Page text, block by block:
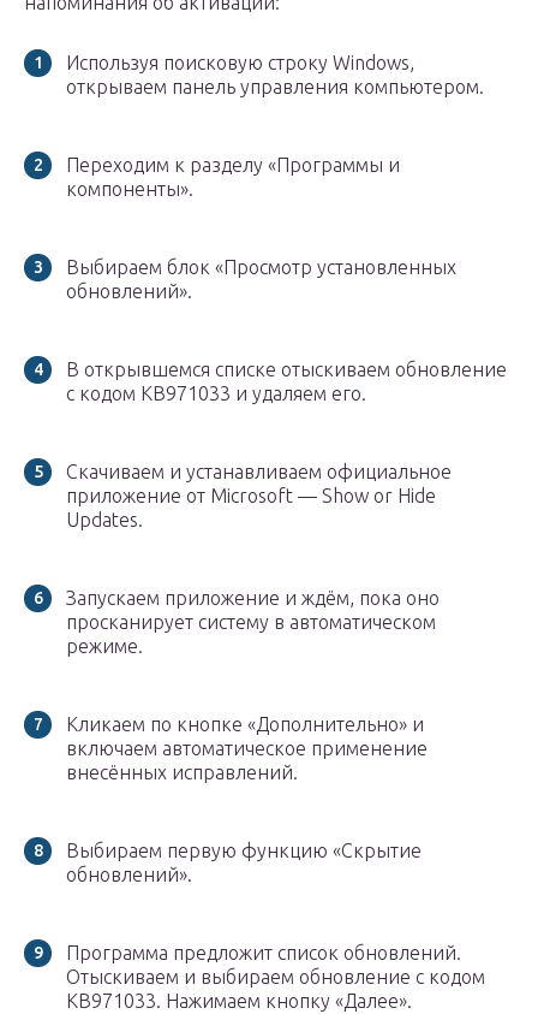
Используя поисковую строку Windows,
открываем панель управления компьютером.
Переходим к разделу «Программы и
компоненты».
Выбираем блок «Просмотр установленных
обновлений».
В открывшемся списке отыскиваем обновление
с кодом KB971033 и удаляем его.
Скачиваем и устанавливаем официальное
приложение от Microsoft — Show or Hide
Updates.
Запускаем приложение и ждём, пока оно
просканирует систему в автоматическом
режиме.
Кликаем по кнопке «Дополнительно» и
включаем автоматическое применение
внесённых исправлений.
Выбираем первую функцию «Скрытие
обновлений».
Программа предложит список обновлений.
Отыскиваем и выбираем обновление с кодом
KB971033. Нажимаем кнопку «Далее».